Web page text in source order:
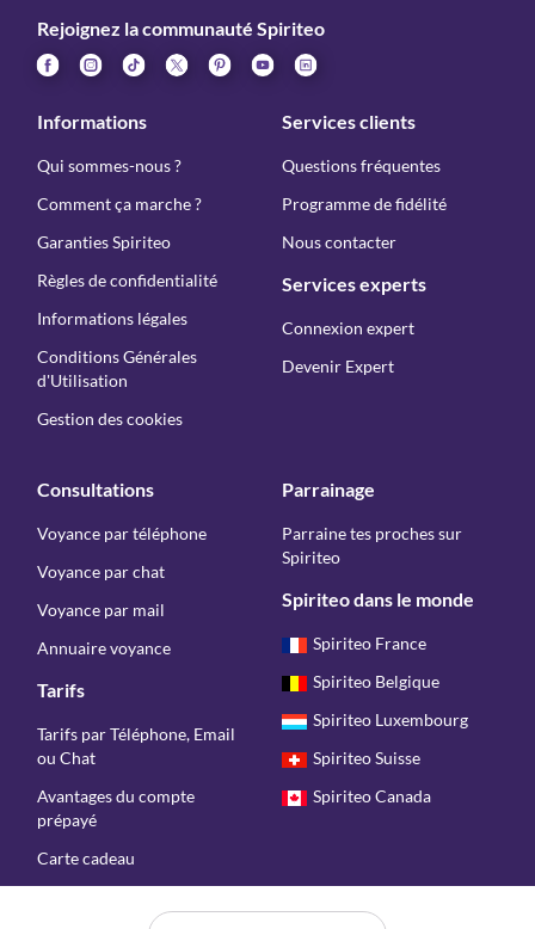
Rejoignez la communauté Spiriteo
Informations
Qui sommes-nous ?
Comment ça marche ?
Garanties Spiriteo
Règles de confidentialité
Informations légales
Conditions Générales
d'Utilisation
Gestion des cookies
Services clients
Questions fréquentes
Programme de fidélité
Nous contacter
Services experts
Connexion expert
Devenir Expert
Consultations
Voyance par téléphone
Voyance par chat
Voyance par mail
Annuaire voyance
Tarifs
Tarifs par Téléphone, Email
ou Chat
Avantages du compte
prépayé
Carte cadeau
Parrainage
Parraine tes proches sur
Spiriteo
Spiriteo dans le monde
Spiriteo France
Spiriteo Belgique
Spiriteo Luxembourg
Spiriteo Suisse
Spiriteo Canada